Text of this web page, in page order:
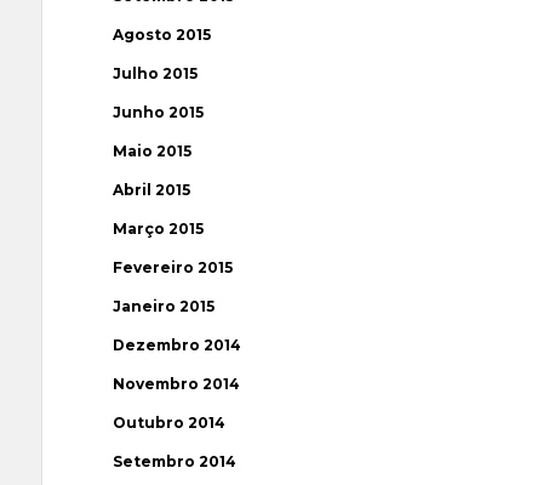
Agosto 2015
Julho 2015
Junho 2015
Maio 2015
Abril 2015
Março 2015
Fevereiro 2015
Janeiro 2015
Dezembro 2014
Novembro 2014
Outubro 2014
Setembro 2014